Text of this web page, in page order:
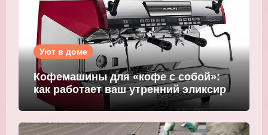
Уют в доме
Кофемашины для «кофе с собой»:
как работает ваш утренний эликсир